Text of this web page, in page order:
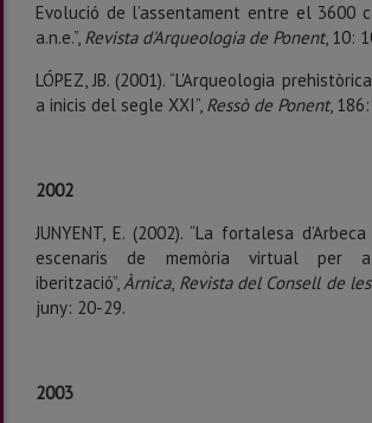
Evolució de l’assentament entre el 3600
a.n.e.”, Revista d'Arqueologia de Ponent, 10:
LÓPEZ, JB. (2001). “L'Arqueologia
a inicis del segle XXI”, Ressò de Ponent,
2002
JUNYENT, E. (2002). “La fortalesa
escenaris de memòria virtual per
iberització”,Àrnica, Revista del Consell de les
juny: 20-29.
2003